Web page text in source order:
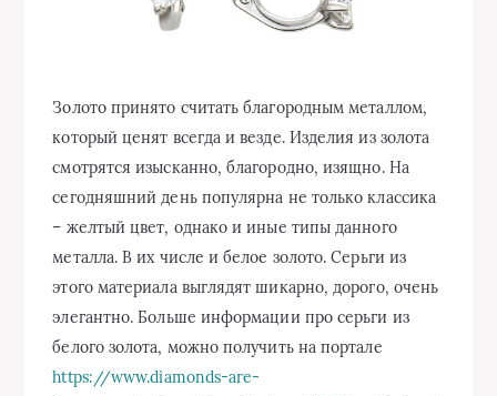
Золото принято считать благородным металлом,
который ценят всегда и везде. Изделия из золота
смотрятся изысканно, благородно, изящно. На
сегодняшний день популярна не только классика
– желтый цвет, однако и иные типы данного
металла. В их числе и белое золото. Серьги из
этого материала выглядят шикарно, дорого, очень
элегантно. Больше информации про серьги из
белого золота, можно получить на портале
https://www.diamonds-are-